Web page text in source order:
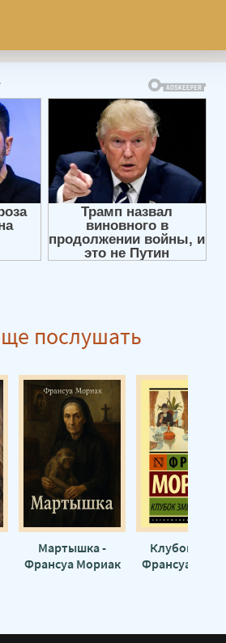
послушать
Мартышка -
Франсуа Мориак
Клубок змей
Франсуа